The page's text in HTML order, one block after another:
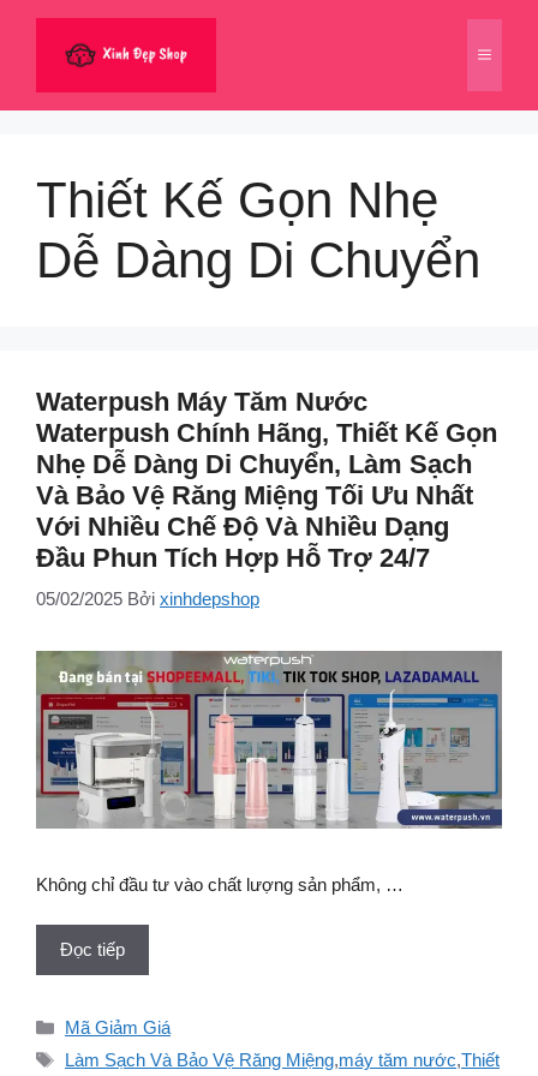
dung
Menu
Thiết Kế Gọn Nhẹ
Dễ Dàng Di Chuyển
Waterpush Máy Tăm Nước
Waterpush Chính Hãng, Thiết Kế Gọn
Nhẹ Dễ Dàng Di Chuyển, Làm Sạch
Và Bảo Vệ Răng Miệng Tối Ưu Nhất
Với Nhiều Chế Độ Và Nhiều Dạng
Đầu Phun Tích Hợp Hỗ Trợ 24/7
05/02/2025 Bởi xinhdepshop
Không chỉ đầu tư vào chất lượng sản phẩm, …
Đọc tiếp
Danh
mục
Mã Giảm Giá
Thẻ
Làm Sạch Và Bảo Vệ Răng Miệng,máy tăm nước,Thiết